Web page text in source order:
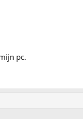
pc.